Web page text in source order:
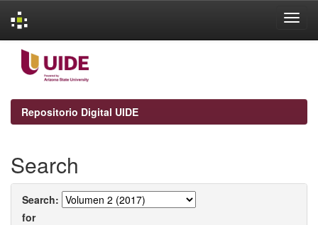
navigation
Repositorio Digital UIDE
Search
Search:
for